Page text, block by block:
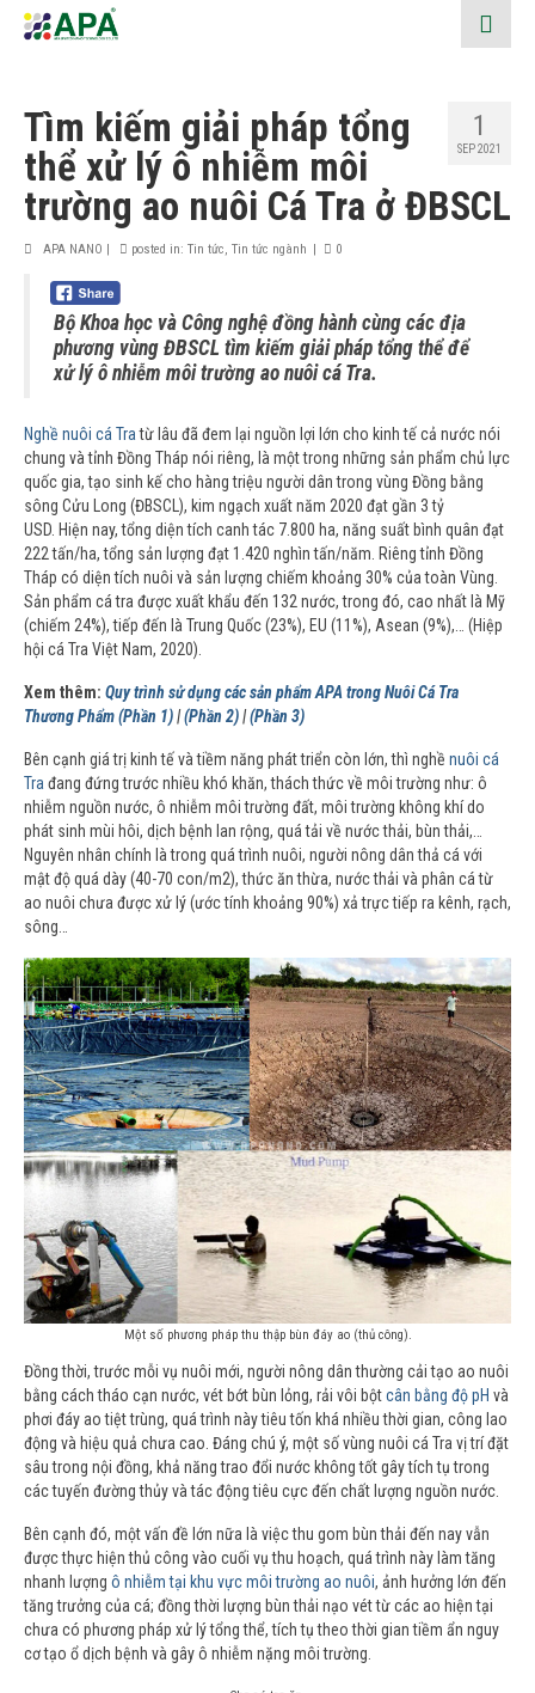
1
SEP 2021
Tìm kiếm giải pháp tổng
thể xử lý ô nhiễm môi
trường ao nuôi Cá Tra ở ĐBSCL
APA NANO | posted in: Tin tức, Tin tức ngành | 0
Bộ Khoa học và Công nghệ đồng hành cùng các địa
phương vùng ĐBSCL tìm kiếm giải pháp tổng thể để
xử lý ô nhiễm môi trường ao nuôi cá Tra.
Nghề nuôi cá Tratừ lâu đã đem lại nguồn lợi lớn cho kinh tế cả nước nói
chung và tỉnh Đồng Tháp nói riêng, là một trong những sản phẩm chủ lực
quốc gia, tạo sinh kế cho hàng triệu người dân trong vùng Đồng bằng
sông Cửu Long (ĐBSCL), kim ngạch xuất năm 2020 đạt gần 3 tỷ
USD. Hiện nay, tổng diện tích canh tác 7.800 ha, năng suất bình quân đạt
222 tấn/ha, tổng sản lượng đạt 1.420 nghìn tấn/năm. Riêng tỉnh Đồng
Tháp có diện tích nuôi và sản lượng chiếm khoảng 30% của toàn Vùng.
Sản phẩm cá tra được xuất khẩu đến 132 nước, trong đó, cao nhất là Mỹ
(chiếm 24%), tiếp đến là Trung Quốc (23%), EU (11%), Asean (9%),… (Hiệp
hội cá Tra Việt Nam, 2020).
Xem thêm: Quy trình sử dụng các sản phẩm APA trong Nuôi Cá Tra
Thương Phẩm (Phần 1)|(Phần 2)|(Phần 3)
Bên cạnh giá trị kinh tế và tiềm năng phát triển còn lớn, thì nghề nuôi cá
Tra đang đứng trước nhiều khó khăn, thách thức về môi trường như: ô
nhiễm nguồn nước, ô nhiễm môi trường đất, môi trường không khí do
phát sinh mùi hôi, dịch bệnh lan rộng, quá tải về nước thải, bùn thải,…
Nguyên nhân chính là trong quá trình nuôi, người nông dân thả cá với
mật độ quá dày (40-70 con/m2), thức ăn thừa, nước thải và phân cá từ
ao nuôi chưa được xử lý (ước tính khoảng 90%) xả trực tiếp ra kênh, rạch,
sông…
Một số phương pháp thu thập bùn đáy ao (thủ công).
Đồng thời, trước mỗi vụ nuôi mới, người nông dân thường cải tạo ao nuôi
bằng cách tháo cạn nước, vét bớt bùn lỏng, rải vôi bộtcân bằng độ pH và
phơi đáy ao tiệt trùng, quá trình này tiêu tốn khá nhiều thời gian, công lao
động và hiệu quả chưa cao. Đáng chú ý, một số vùng nuôi cá Tra vị trí đặt
sâu trong nội đồng, khả năng trao đổi nước không tốt gây tích tụ trong
các tuyến đường thủy và tác động tiêu cực đến chất lượng nguồn nước.
Bên cạnh đó, một vấn đề lớn nữa là việc thu gom bùn thải đến nay vẫn
được thực hiện thủ công vào cuối vụ thu hoạch, quá trình này làm tăng
nhanh lượng ô nhiễm tại khu vực môi trường ao nuôi, ảnh hưởng lớn đến
tăng trưởng của cá; đồng thời lượng bùn thải nạo vét từ các ao hiện tại
chưa có phương pháp xử lý tổng thể, tích tụ theo thời gian tiềm ẩn nguy
cơ tạo ổ dịch bệnh và gây ô nhiễm nặng môi trường.